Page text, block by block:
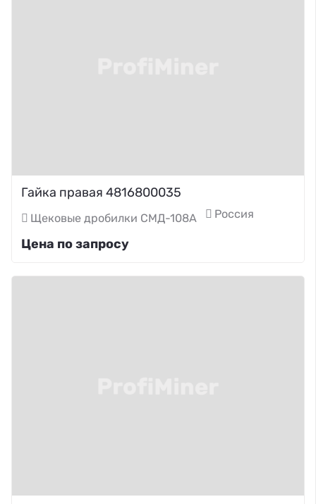
Гайка правая 4816800035
Щековые дробилки СМД-108А Россия
Цена по запросу